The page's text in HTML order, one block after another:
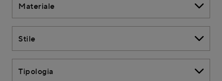
Materiale
Stile
Tipologia